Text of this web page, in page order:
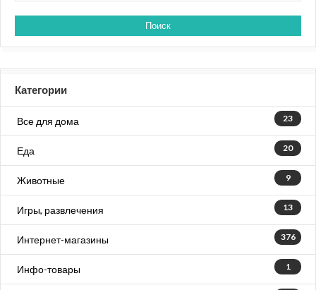
Поиск
Категории
23
Все для дома
20
Еда
9
Животные
13
Игры, развлечения
376
Интернет-магазины
1
Инфо-товары